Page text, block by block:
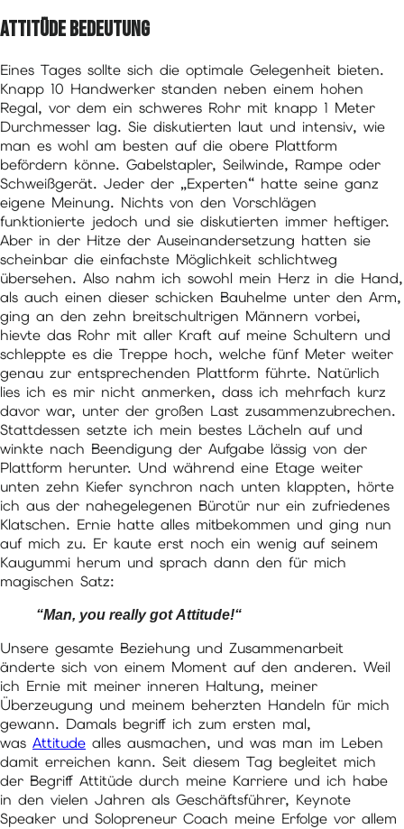
Attitüde Bedeutung
Eines Tages sollte sich die optimale Gelegenheit bieten.
Knapp 10 Handwerker standen neben einem hohen
Regal, vor dem ein schweres Rohr mit knapp 1 Meter
Durchmesser lag. Sie diskutierten laut und intensiv, wie
man es wohl am besten auf die obere Plattform
befördern könne. Gabelstapler, Seilwinde, Rampe oder
Schweißgerät. Jeder der „Experten“ hatte seine ganz
eigene Meinung. Nichts von den Vorschlägen
funktionierte jedoch und sie diskutierten immer heftiger.
Aber in der Hitze der Auseinandersetzung hatten sie
scheinbar die einfachste Möglichkeit schlichtweg
übersehen. Also nahm ich sowohl mein Herz in die Hand,
als auch einen dieser schicken Bauhelme unter den Arm,
ging an den zehn breitschultrigen Männern vorbei,
hievte das Rohr mit aller Kraft auf meine Schultern und
schleppte es die Treppe hoch, welche fünf Meter weiter
genau zur entsprechenden Plattform führte. Natürlich
lies ich es mir nicht anmerken, dass ich mehrfach kurz
davor war, unter der großen Last zusammenzubrechen.
Stattdessen setzte ich mein bestes Lächeln auf und
winkte nach Beendigung der Aufgabe lässig von der
Plattform herunter. Und während eine Etage weiter
unten zehn Kiefer synchron nach unten klappten, hörte
ich aus der nahegelegenen Bürotür nur ein zufriedenes
Klatschen. Ernie hatte alles mitbekommen und ging nun
auf mich zu. Er kaute erst noch ein wenig auf seinem
Kaugummi herum und sprach dann den für mich
magischen Satz:
“Man, you really got Attitude!“
Unsere gesamte Beziehung und Zusammenarbeit
änderte sich von einem Moment auf den anderen. Weil
ich Ernie mit meiner inneren Haltung, meiner
Überzeugung und meinem beherzten Handeln für mich
gewann. Damals begriff ich zum ersten mal,
was Attitude alles ausmachen, und was man im Leben
damit erreichen kann. Seit diesem Tag begleitet mich
der Begriff Attitüde durch meine Karriere und ich habe
in den vielen Jahren als Geschäftsführer, Keynote
Speaker und Solopreneur Coach meine Erfolge vor allem